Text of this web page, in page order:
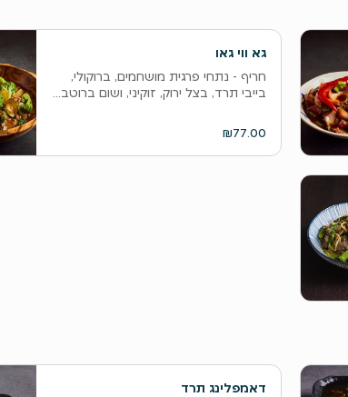
גא ווי גאו
חריף - נתחי פרגית מושחמים, ברוקולי,
בייבי תרד, בצל ירוק, זוקיני, ושום ברוטב...
₪77.00
דאמפלינג תרד